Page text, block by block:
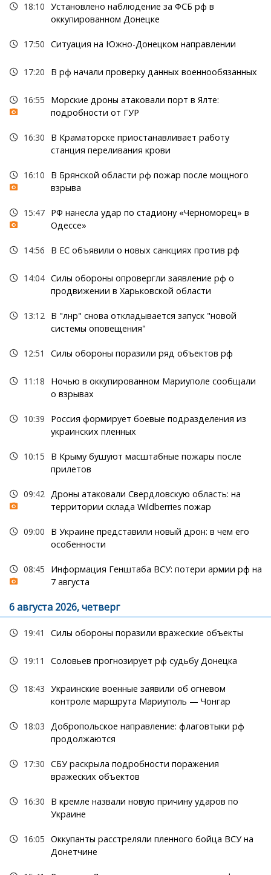
18:10 Установлено наблюдение за ФСБ рф в
оккупированном Донецке
17:50 Ситуация на Южно-Донецком направлении
17:20 В рф начали проверку данных военнообязанных
16:55
Морские дроны атаковали порт в Ялте:
подробности от ГУР
16:30
В Краматорске приостанавливает работу
станция переливания крови
16:10
В Брянской области рф пожар после мощного
взрыва
15:47 РФ нанесла удар по стадиону «Черноморец» в
Одессе»
14:56 В ЕС объявили о новых санкциях против рф
14:04 Силы обороны опровергли заявление рф о
продвижении в Харьковской области
13:12 В "лнр" снова откладывается запуск "новой
системы оповещения"
12:51 Силы обороны поразили ряд объектов рф
11:18
Ночью в оккупированном Мариуполе сообщали
о взрывах
10:39
Россия формирует боевые подразделения из
украинских пленных
10:15
В Крыму бушуют масштабные пожары после
прилетов
09:42 Дроны атаковали Свердловскую область: на
территории склада Wildberries пожар
09:00
В Украине представили новый дрон: в чем его
особенности
08:45
Информация Генштаба ВСУ: потери армии рф на
7 августа
6 августа 2026, четверг
19:41 Силы обороны поразили вражеские объекты
19:11 Соловьев прогнозирует рф судьбу Донецка
18:43 Украинские военные заявили об огневом
контроле маршрута Мариуполь — Чонгар
18:03 Добропольское направление: флаговтыки рф
продолжаются
17:30 СБУ раскрыла подробности поражения
вражеских объектов
16:30
В кремле назвали новую причину ударов по
Украине
16:05 Оккупанты расстреляли пленного бойца ВСУ на
Донетчине